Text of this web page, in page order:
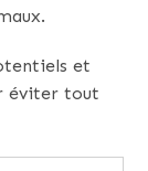
et
éviter tout